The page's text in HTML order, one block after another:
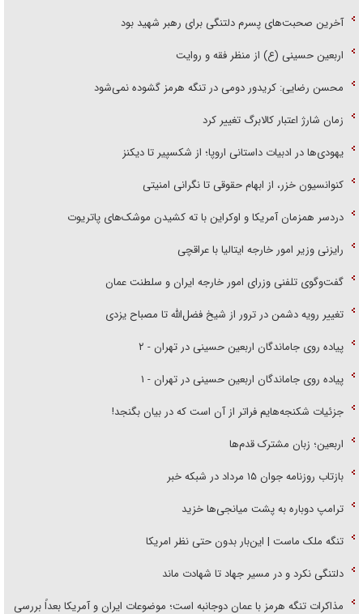
آخرین صحبت‌های پسرم دلتنگی برای رهبر شهید بود
اربعین حسینی (ع) از منظر فقه و روایت
محسن رضایی: کریدور دومی در تنگه هرمز گشوده نمی‌شود
زمان شارژ اعتبار کالابرگ تغییر کرد
یهودی‌ها در ادبیات داستانی اروپا؛ از شکسپیر تا دیکنز
کنوانسیون خزر، از ابهام حقوقی تا نگرانی امنیتی
دردسر همزمان آمریکا و اوکراین با ته کشیدن موشک‌های پاتریوت
رایزنی وزیر امور خارجه ایتالیا با عراقچی
گفت‌وگوی تلفنی وزرای امور خارجه ایران و سلطنت عمان
تغییر رویه دشمن در ترور از شیخ فضل‌الله تا مصباح یزدی
پیاده روی جاماندگان اربعین حسینی در تهران - ۲
پیاده روی جاماندگان اربعین حسینی در تهران - ۱
جزئیات شکنجه‌هایم فراتر از آن است که در بیان بگنجد!
اربعین؛ زبان مشترک قدم‌ها
بازتاب روزنامه جوان ۱۵ مرداد در شبکه خبر
ترامپ دوباره به پشت میانجی‌ها خزید
تنگه ملک ماست | این‌بار بدون حتی نظر امریکا
دلتنگی نکرد و در مسیر جهاد تا شهادت ماند
مذاکرات تنگه هرمز با عمان دوجانبه است؛ موضوعات ایران و آمریکا بعداً بررسی